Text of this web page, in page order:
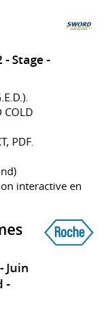
Stage
COLD
PDF.
interactive en
Juin